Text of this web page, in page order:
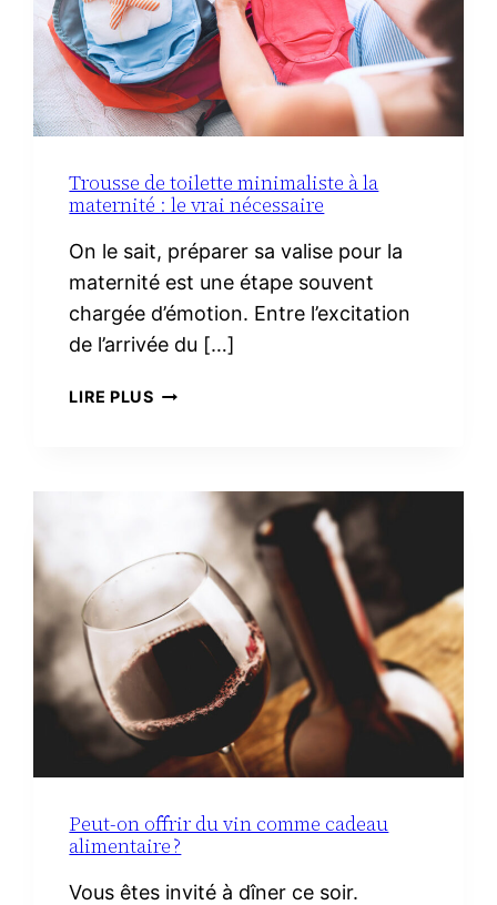
Trousse de toilette minimaliste à la
maternité : le vrai nécessaire
On le sait, préparer sa valise pour la
maternité est une étape souvent
chargée d’émotion. Entre l’excitation
de l’arrivée du […]
LIRE PLUSTROUSSE
MATERNITÉ :
VRAI
NÉCESSAIRE
Peut-on offrir du vin comme cadeau
alimentaire ?
Vous êtes invité à dîner ce soir.